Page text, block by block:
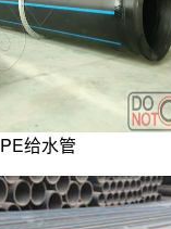
PE给水管